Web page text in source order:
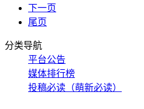
下一页
尾页
分类导航
平台公告
媒体排行榜
投稿必读（萌新必读）